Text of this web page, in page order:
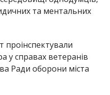
та ментальних
проінспектували
у справах ветеранів
Ради оборони міста